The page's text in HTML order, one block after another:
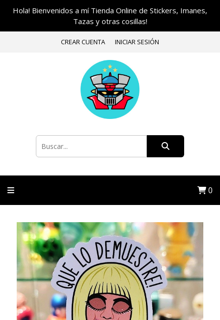
Hola! Bienvenidos a mí Tienda Online de Stickers, Imanes,
Tazas y otras cosillas!
CREAR CUENTA INICIAR SESIÓN
0